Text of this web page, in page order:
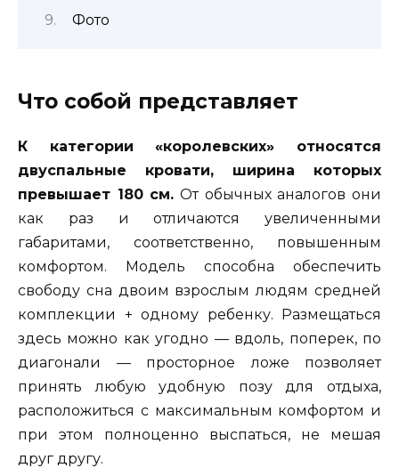
Фото
Что собой представляет
К категории «королевских» относятся
двуспальные кровати, ширина которых
превышает 180 см. От обычных аналогов они
как раз и отличаются увеличенными
габаритами, соответственно, повышенным
комфортом. Модель способна обеспечить
свободу сна двоим взрослым людям средней
комплекции + одному ребенку. Размещаться
здесь можно как угодно — вдоль, поперек, по
диагонали — просторное ложе позволяет
принять любую удобную позу для отдыха,
расположиться с максимальным комфортом и
при этом полноценно выспаться, не мешая
друг другу.